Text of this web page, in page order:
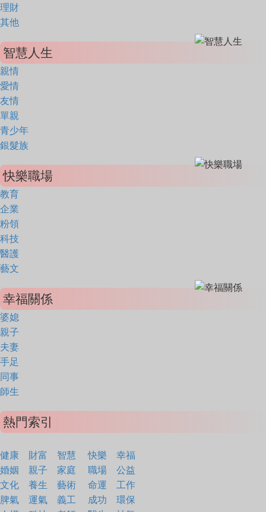
理財
其他
智慧人生
親情
愛情
友情
單親
青少年
銀髮族
快樂職場
教育
企業
粉領
科技
醫護
藝文
幸福關係
婆媳
親子
夫妻
手足
同事
師生
熱門索引
健康 財富 智慧 快樂
幸福
婚姻
親子 家庭 職場
公益
文化
養生 藝術 命運
工作
脾氣
運氣 義工 成功
環保